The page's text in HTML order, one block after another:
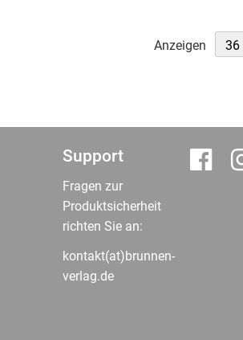
Anzeigen
Support
Fragen zur
Produktsicherheit
richten Sie an:
kontakt(at)brunnen-
verlag.de